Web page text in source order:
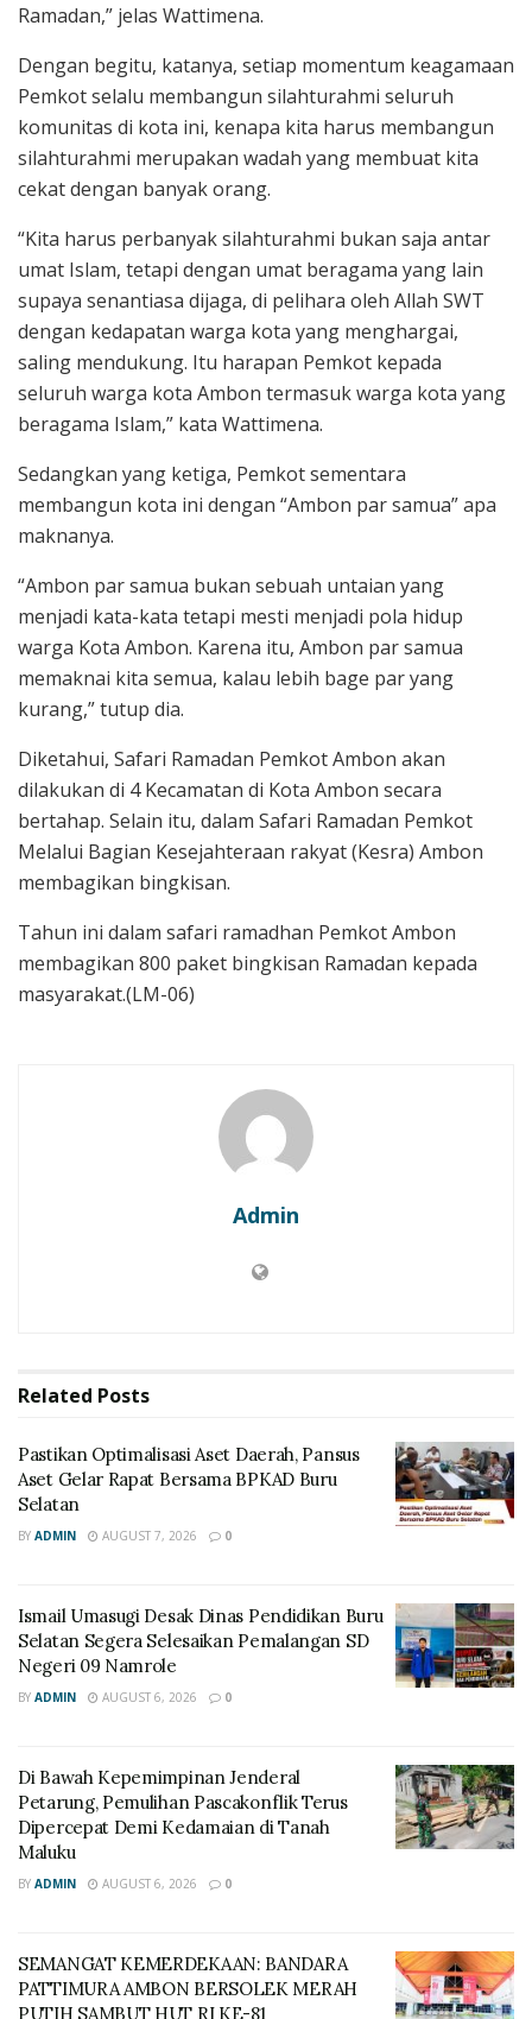
Ramadan,” jelas Wattimena.
Dengan begitu, katanya, setiap momentum keagamaan
Pemkot selalu membangun silahturahmi seluruh
komunitas di kota ini, kenapa kita harus membangun
silahturahmi merupakan wadah yang membuat kita
cekat dengan banyak orang.
“Kita harus perbanyak silahturahmi bukan saja antar
umat Islam, tetapi dengan umat beragama yang lain
supaya senantiasa dijaga, di pelihara oleh Allah SWT
dengan kedapatan warga kota yang menghargai,
saling mendukung. Itu harapan Pemkot kepada
seluruh warga kota Ambon termasuk warga kota yang
beragama Islam,” kata Wattimena.
Sedangkan yang ketiga, Pemkot sementara
membangun kota ini dengan “Ambon par samua” apa
maknanya.
“Ambon par samua bukan sebuah untaian yang
menjadi kata-kata tetapi mesti menjadi pola hidup
warga Kota Ambon. Karena itu, Ambon par samua
memaknai kita semua, kalau lebih bage par yang
kurang,” tutup dia.
Diketahui, Safari Ramadan Pemkot Ambon akan
dilakukan di 4 Kecamatan di Kota Ambon secara
bertahap. Selain itu, dalam Safari Ramadan Pemkot
Melalui Bagian Kesejahteraan rakyat (Kesra) Ambon
membagikan bingkisan.
Tahun ini dalam safari ramadhan Pemkot Ambon
membagikan 800 paket bingkisan Ramadan kepada
masyarakat.(LM-06)
Admin
Related Posts
Pastikan Optimalisasi Aset Daerah, Pansus
Aset Gelar Rapat Bersama BPKAD Buru
Selatan
BY ADMIN AUGUST 7, 2026 0
Ismail Umasugi Desak Dinas Pendidikan Buru
Selatan Segera Selesaikan Pemalangan SD
Negeri 09 Namrole
BY ADMIN AUGUST 6, 2026 0
Di Bawah Kepemimpinan Jenderal
Petarung, Pemulihan Pascakonflik Terus
Dipercepat Demi Kedamaian di Tanah
Maluku
BY ADMIN AUGUST 6, 2026 0
SEMANGAT KEMERDEKAAN: BANDARA
PATTIMURA AMBON BERSOLEK MERAH
PUTIH SAMBUT HUT RI KE-81